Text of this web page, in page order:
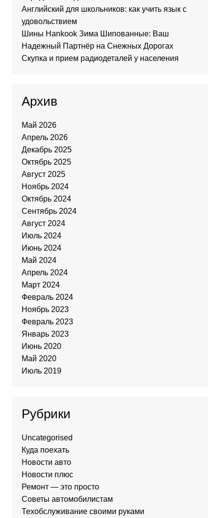
Английский для школьников: как учить язык с
удовольствием
Шины Hankook Зима Шипованные: Ваш
Надежный Партнёр на Снежных Дорогах
Скупка и прием радиодеталей у населения
Архив
Май 2026
Апрель 2026
Декабрь 2025
Октябрь 2025
Август 2025
Ноябрь 2024
Октябрь 2024
Сентябрь 2024
Август 2024
Июль 2024
Июнь 2024
Май 2024
Апрель 2024
Март 2024
Февраль 2024
Ноябрь 2023
Февраль 2023
Январь 2023
Июнь 2020
Май 2020
Июль 2019
Рубрики
Uncategorised
Куда поехать
Новости авто
Новости плюс
Ремонт — это просто
Советы автомобилистам
Техобслуживание своими руками